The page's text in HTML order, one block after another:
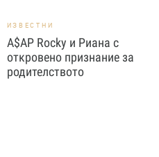
ИЗВЕСТНИ
A$AP Rocky и Риана с
откровено признание за
родителството